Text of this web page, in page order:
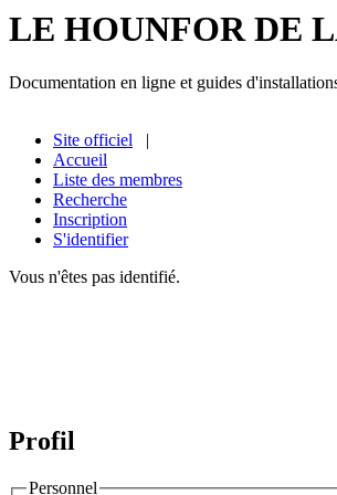
LE HOUNFOR DE
Documentation en ligne et guides
Site officiel |
Accueil
Liste des membres
Recherche
Inscription
S'identifier
Vous n'êtes pas identifié.
Profil
Personnel